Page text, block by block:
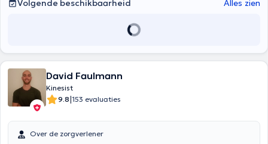
Volgende beschikbaarheid Alles zien
David Faulmann
Kinesist
9.8|153 evaluaties
Over de zorgverlener